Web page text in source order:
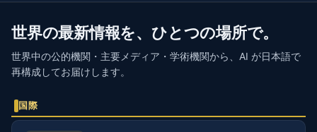
世界の最新情報を、ひとつの場所で。
世界中の公的機関・主要メディア・学術機関から、AI が日本語で
再構成してお届けします。
国際